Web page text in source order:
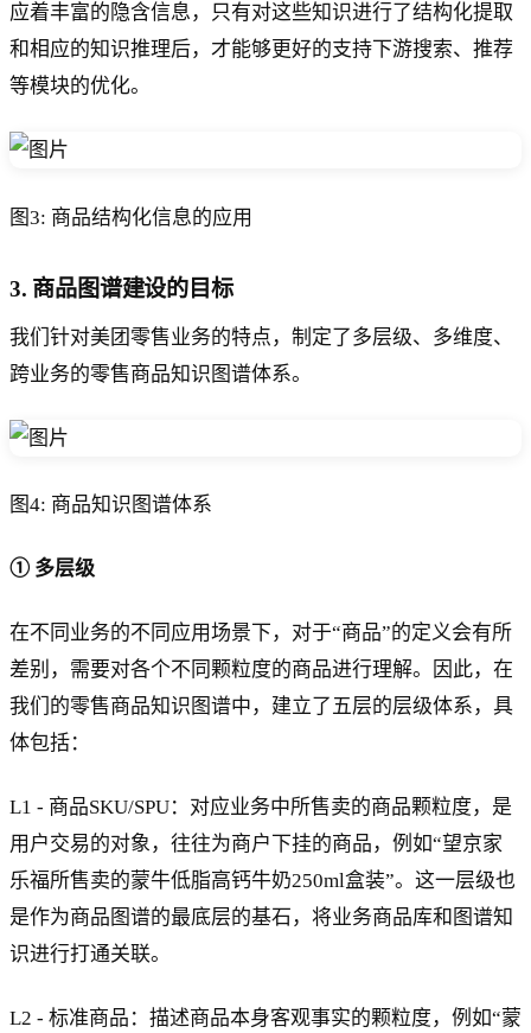
应着丰富的隐含信息，只有对这些知识进行了结构化提取
和相应的知识推理后，才能够更好的支持下游搜索、推荐
等模块的优化。
图3: 商品结构化信息的应用
3. 商品图谱建设的目标
我们针对美团零售业务的特点，制定了多层级、多维度、
跨业务的零售商品知识图谱体系。
图4: 商品知识图谱体系
① 多层级
在不同业务的不同应用场景下，对于“商品”的定义会有所
差别，需要对各个不同颗粒度的商品进行理解。因此，在
我们的零售商品知识图谱中，建立了五层的层级体系，具
体包括：
L1 - 商品SKU/SPU：对应业务中所售卖的商品颗粒度，是
用户交易的对象，往往为商户下挂的商品，例如“望京家
乐福所售卖的蒙牛低脂高钙牛奶250ml盒装”。这一层级也
是作为商品图谱的最底层的基石，将业务商品库和图谱知
识进行打通关联。
L2 - 标准商品：描述商品本身客观事实的颗粒度，例如“蒙